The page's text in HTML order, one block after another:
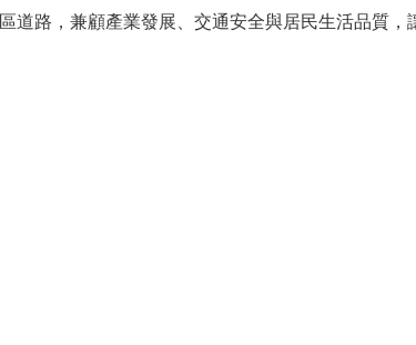
路，兼顧產業發展、交通安全與居民生活品質，